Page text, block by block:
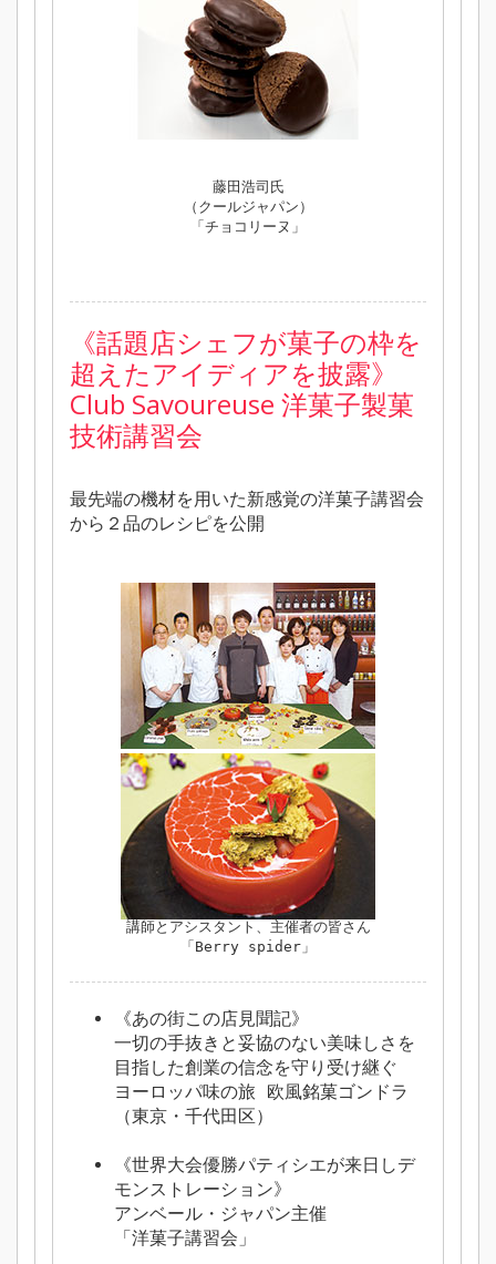
藤田浩司氏
（クールジャパン）
「チョコリーヌ」
《話題店シェフが菓子の枠を
超えたアイディアを披露》
Club Savoureuse 洋菓子製菓
技術講習会
最先端の機材を用いた新感覚の洋菓子講習会
から２品のレシピを公開
講師とアシスタント、主催者の皆さん
「Berry spider」
《あの街この店見聞記》
一切の手抜きと妥協のない美味しさを
目指した創業の信念を守り受け継ぐ
ヨーロッパ味の旅 欧風銘菓ゴンドラ
（東京・千代田区）
《世界大会優勝パティシエが来日しデ
モンストレーション》
アンベール・ジャパン主催
「洋菓子講習会」